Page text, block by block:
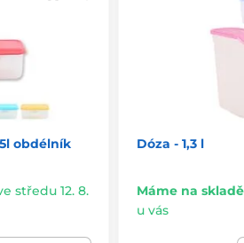
obdélník
středu 12. 8.
Dóza - 1,3 l
Máme na skladě
u vás